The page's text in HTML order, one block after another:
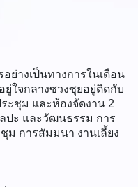
ย่างเป็นทางการในเดือน
ใจกลางซวงซุยอยู่ติดกับ
ะชุม และห้องจัดงาน 2
ปะ และวัฒนธรรม การ
ม การสัมมนา งานเลี้ยง